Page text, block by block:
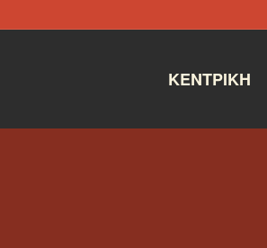
ΚΕΝΤΡΙΚΉ